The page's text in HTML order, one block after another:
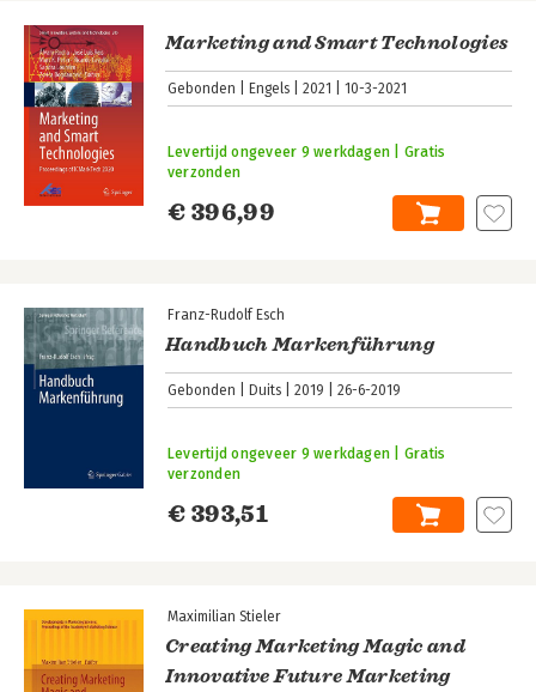
Marketing and Smart Technologies
Gebonden Engels 2021 10-3-2021
€ 396,99
Levertijd ongeveer 9 werkdagen | Gratis
verzonden
Franz-Rudolf Esch
Handbuch Markenführung
Gebonden Duits 2019 26-6-2019
€ 393,51
Levertijd ongeveer 9 werkdagen | Gratis
verzonden
Maximilian Stieler
Creating Marketing Magic and
Innovative Future Marketing